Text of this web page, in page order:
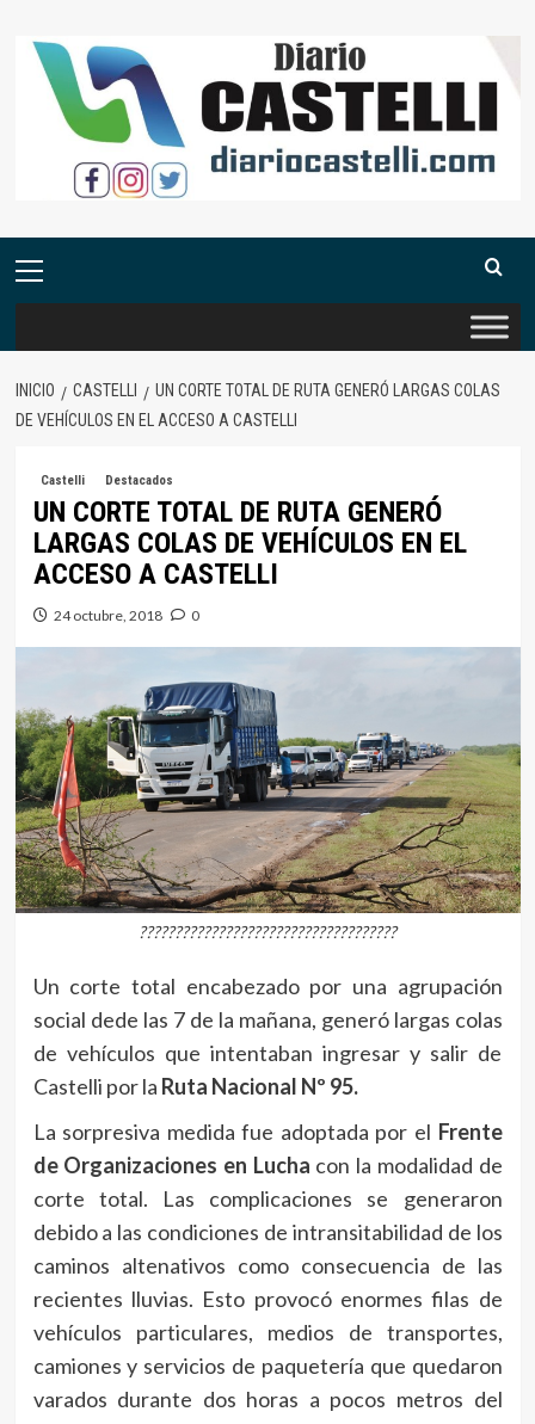
contenido
Menú
INICIO CASTELLI
UN CORTE TOTAL DE RUTA GENERÓ LARGAS COLAS
DE VEHÍCULOS EN EL ACCESO A CASTELLI
Castelli Destacados
UN CORTE TOTAL DE RUTA GENERÓ
LARGAS COLAS DE VEHÍCULOS EN EL
ACCESO A CASTELLI
24 octubre, 2018 0
????????????????????????????????????
Un corte total encabezado por una agrupación
social dede las 7 de la mañana, generó largas colas
de vehículos que intentaban ingresar y salir de
Castelli por la Ruta Nacional Nº 95.
La sorpresiva medida fue adoptada por el Frente
de Organizaciones en Lucha con la modalidad de
corte total. Las complicaciones se generaron
debido a las condiciones de intransitabilidad de los
caminos altenativos como consecuencia de las
recientes lluvias. Esto provocó enormes filas de
vehículos particulares, medios de transportes,
camiones y servicios de paquetería que quedaron
varados durante dos horas a pocos metros del